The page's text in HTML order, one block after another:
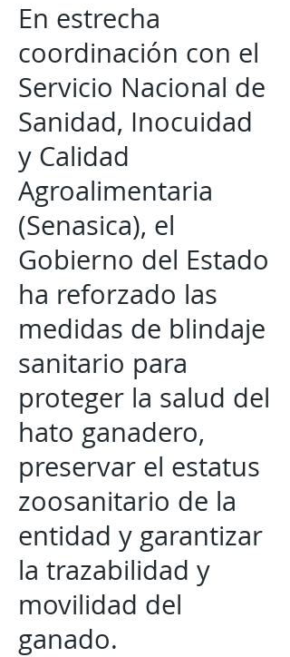
En estrecha
coordinación con el
Servicio Nacional de
Sanidad, Inocuidad
y Calidad
Agroalimentaria
(Senasica), el
Gobierno del Estado
ha reforzado las
medidas de blindaje
sanitario para
proteger la salud del
hato ganadero,
preservar el estatus
zoosanitario de la
entidad y garantizar
la trazabilidad y
movilidad del
ganado.